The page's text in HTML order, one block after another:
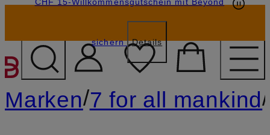
ZUM HAUPTINHALT
sichern Details
Marken/7 for all mankind/